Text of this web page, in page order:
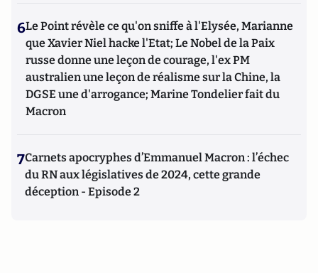
6Le Point révèle ce qu'on sniffe à l'Elysée, Marianne
que Xavier Niel hacke l'Etat; Le Nobel de la Paix
russe donne une leçon de courage, l'ex PM
australien une leçon de réalisme sur la Chine, la
DGSE une d'arrogance; Marine Tondelier fait du
Macron
7Carnets apocryphes d’Emmanuel Macron : l’échec
du RN aux législatives de 2024, cette grande
déception - Episode 2